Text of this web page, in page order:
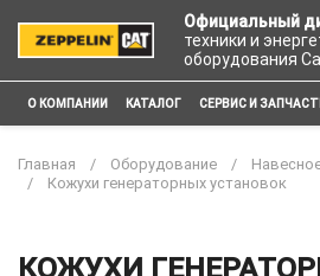
Официальный
техники и
оборудования
О КОМПАНИИ КАТАЛОГ СЕРВИС И
Главная Оборудование
Кожухи генераторных установок
КОЖУХИ